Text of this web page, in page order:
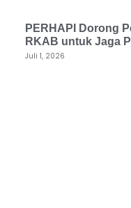
PERHAPI Dorong
RKAB untuk Jaga
Juli 1, 2026